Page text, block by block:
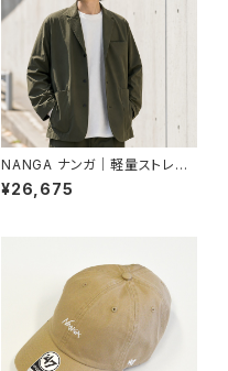
NANGA ナンガ｜軽量ストレス
フリーテーラードジャケット｜ド
ットエア コンフィー ジャケット
¥26,675